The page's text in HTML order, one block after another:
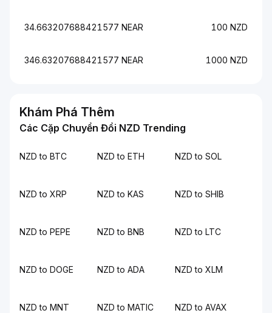
34.663207688421577 NEAR 100 NZD
346.63207688421577 NEAR 1000 NZD
Khám Phá Thêm
Các Cặp Chuyển Đổi NZD Trending
NZD to BTC NZD to ETH NZD to SOL
NZD to XRP NZD to KAS NZD to SHIB
NZD to PEPE NZD to BNB NZD to LTC
NZD to DOGE NZD to ADA NZD to XLM
NZD to MNT NZD to MATIC NZD to AVAX